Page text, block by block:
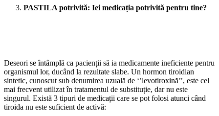
PASTILA potrivită: Iei medicația potrivită pentru tine?
Deseori se întâmplă ca pacienții să ia medicamente ineficiente pentru
organismul lor, ducând la rezultate slabe. Un hormon tiroidian
sintetic, cunoscut sub denumirea uzuală de ‘’levotiroxină’’, este cel
mai frecvent utilizat în tratamentul de substituție, dar nu este
singurul. Există 3 tipuri de medicații care se pot folosi atunci când
tiroida nu este suficient de activă: